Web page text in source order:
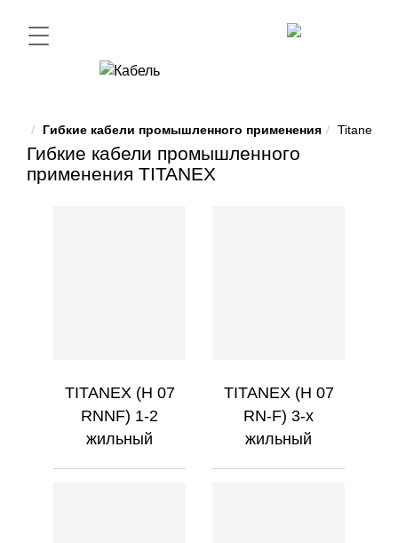
Гибкие кабели промышленного применения Titanex
Гибкие кабели промышленного
применения TITANEX
TITANEX (H 07
RNNF) 1-2
жильный
TITANEX (H 07
RN-F) 3-х
жильный